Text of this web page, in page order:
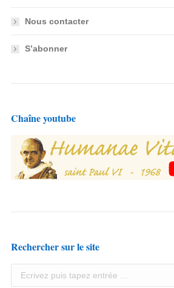
Nous contacter
S’abonner
Chaîne youtube
Rechercher sur le site
Search: